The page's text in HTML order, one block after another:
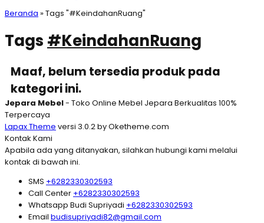
Beranda »Tags "#KeindahanRuang"
Tags #KeindahanRuang
Maaf, belum tersedia produk pada
kategori ini.
Jepara Mebel- Toko Online Mebel Jepara Berkualitas 100%
Terpercaya
Lapax Theme versi 3.0.2 by Oketheme.com
Kontak Kami
Apabila ada yang ditanyakan, silahkan hubungi kami melalui
kontak di bawah ini.
SMS +6282330302593
Call Center +6282330302593
Whatsapp Budi Supriyadi +6282330302593
Email budisupriyadi82@gmail.com